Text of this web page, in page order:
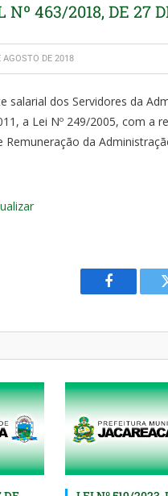
463/2018, DE 27
AGOSTO DE 2018
salarial dos Servidores da
a Lei Nº 249/2005, com a
Remuneração da
Facebook